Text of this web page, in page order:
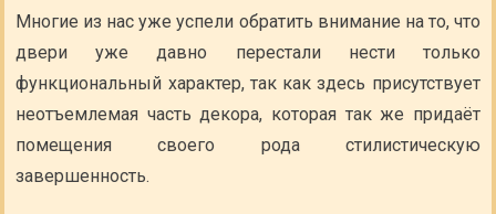
Многие из нас уже успели обратить внимание на то, что
двери уже давно перестали нести только
функциональный характер, так как здесь присутствует
неотъемлемая часть декора, которая так же придаёт
помещения своего рода стилистическую
завершенность.